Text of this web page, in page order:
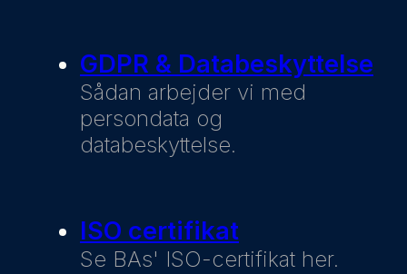
GDPR & Databeskyttelse
Sådan arbejder vi med
persondata og
databeskyttelse.
ISO certifikat
Se BAs' ISO-certifikat her.